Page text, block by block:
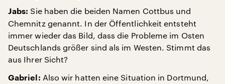
Jabs: Sie haben die beiden Namen Cottbus und
Chemnitz genannt. In der Öffentlichkeit entsteht
immer wieder das Bild, dass die Probleme im Osten
Deutschlands größer sind als im Westen. Stimmt das
aus Ihrer Sicht?
Gabriel: Also wir hatten eine Situation in Dortmund,